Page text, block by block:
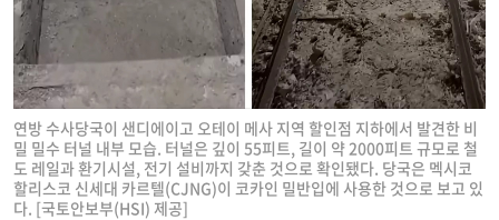
연방 수사당국이 샌디에이고 오테이 메사 지역 할인점 지하에서 발견한 비
밀 밀수 터널 내부 모습. 터널은 깊이 55피트, 길이 약 2000피트 규모로 철
도 레일과 환기시설, 전기 설비까지 갖춘 것으로 확인됐다. 당국은 멕시코
할리스코 신세대 카르텔(CJNG)이 코카인 밀반입에 사용한 것으로 보고 있
다. [국토안보부(HSI) 제공]